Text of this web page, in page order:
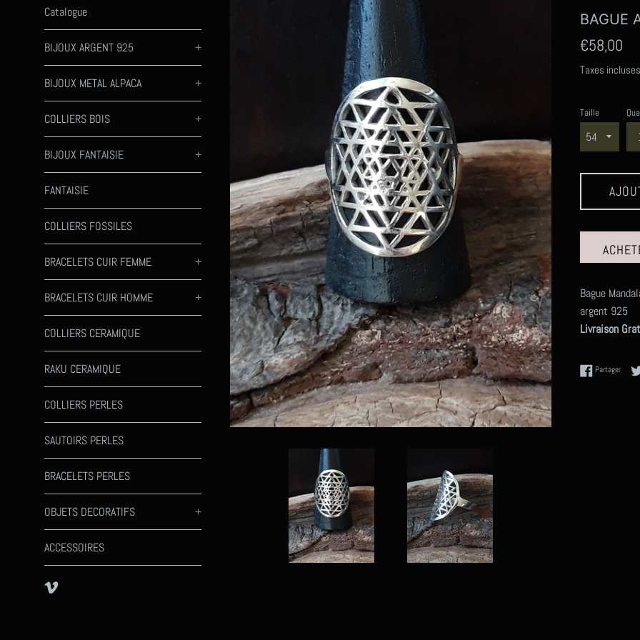
Catalogue
BIJOUX ARGENT 925 +
BIJOUX METAL ALPACA +
COLLIERS BOIS +
BIJOUX FANTAISIE +
FANTAISIE
COLLIERS FOSSILES
BRACELETS CUIR FEMME +
BRACELETS CUIR HOMME +
COLLIERS CERAMIQUE
RAKU CERAMIQUE
COLLIERS PERLES
SAUTOIRS PERLES
BRACELETS PERLES
OBJETS DECORATIFS +
ACCESSOIRES
Vimeo
BAGUE
Prix
€58,00
Taxes
Taille
Bague
argent 925
Livraison
Partager